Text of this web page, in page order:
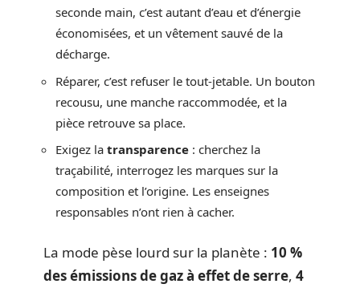
seconde main, c’est autant d’eau et d’énergie
économisées, et un vêtement sauvé de la
décharge.
Réparer, c’est refuser le tout-jetable. Un bouton
recousu, une manche raccommodée, et la
pièce retrouve sa place.
Exigez la transparence : cherchez la
traçabilité, interrogez les marques sur la
composition et l’origine. Les enseignes
responsables n’ont rien à cacher.
La mode pèse lourd sur la planète : 10 %
des émissions de gaz à effet de serre, 4